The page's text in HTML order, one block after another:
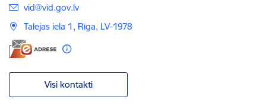
E-pasts:
vid@vid.gov.lv
Talejas iela 1, Rīga, LV-1978
Visi kontakti